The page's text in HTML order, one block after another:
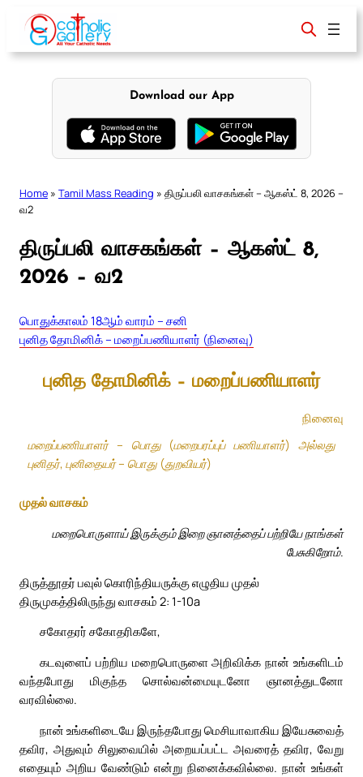
content
Download our App
Home » Tamil Mass Reading » திருப்பலி வாசகங்கள் – ஆகஸ்ட் 8, 2026 –
வ2
திருப்பலி வாசகங்கள் – ஆகஸ்ட் 8,
2026 – வ2
பொதுக்காலம் 18ஆம் வாரம் – சனி
புனித தோமினிக் – மறைப்பணியாளர் (நினைவு)
புனித தோமினிக் – மறைப்பணியாளர்
நினைவு
மறைப்பணியாளர் – பொது (மறைபரப்புப் பணியாளர்) அல்லது
புனிதர், புனிதையர் – பொது (துறவியர்)
முதல் வாசகம்
மறைபொருளாய் இருக்கும் இறை ஞானத்தைப் பற்றியே நாங்கள்
பேசுகிறோம்.
திருத்தூதர் பவுல் கொரிந்தியருக்கு எழுதிய முதல்
திருமுகத்திலிருந்து வாசகம் 2: 1-10a
சகோதரர் சகோதரிகளே,
கடவுளைப் பற்றிய மறைபொருளை அறிவிக்க நான் உங்களிடம்
வந்தபோது மிகுந்த சொல்வன்மையுடனோ ஞானத்துடனோ
வரவில்லை.
நான் உங்களிடையே இருந்தபோது மெசியாவாகிய இயேசுவைத்
தவிர, அதுவும் சிலுவையில் அறையப்பட்ட அவரைத் தவிர, வேறு
எதையும் அறிய வேண்டும் என்று நினைக்கவில்லை. நான் உங்கள்